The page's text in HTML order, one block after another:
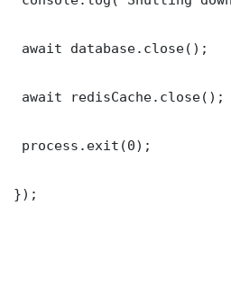
await database.close();
await redisCache.close();
process.exit(0);
});